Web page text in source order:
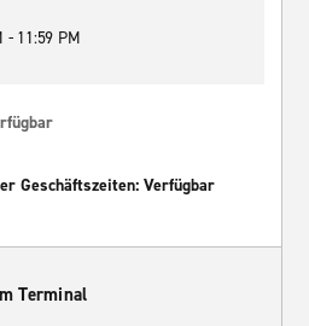
- 11:59 PM
Geschäftszeiten: Verfügbar
Terminal